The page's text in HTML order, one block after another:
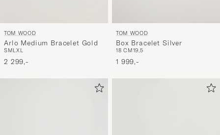
TOM WOOD
Arlo Medium Bracelet Gold
SMLXL
2 299,-
TOM WOOD
Box Bracelet Silver
18 CM19,5
1 999,-